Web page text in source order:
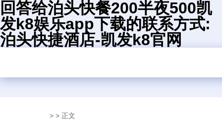
回答给泊头快餐200半夜500凯
发k8娱乐app下载的联系方式:
泊头快捷酒店-凯发k8官网
> > 正文